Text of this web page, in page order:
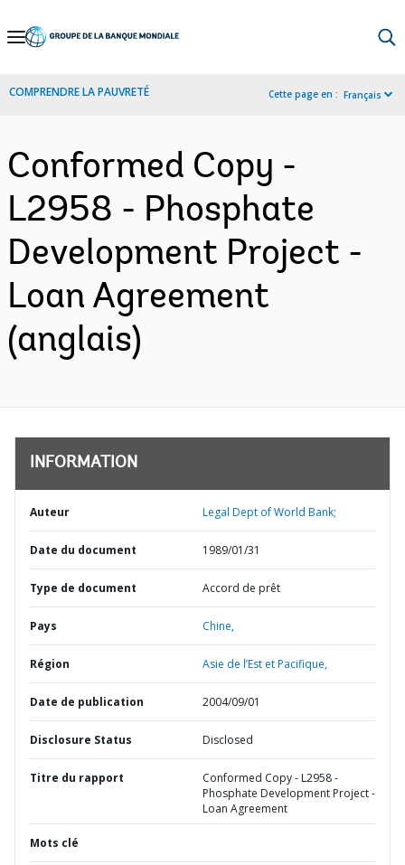
Skip
Navigation
COMPRENDRE LA PAUVRETÉ Cette page en : Français
Conformed Copy -
L2958 - Phosphate
Development Project -
Loan Agreement
(anglais)
INFORMATION
Auteur Legal Dept of World Bank;
Date du document 1989/01/31
Type de document Accord de prêt
Pays Chine,
Région Asie de l’Est et Pacifique,
Date de publication 2004/09/01
Disclosure Status Disclosed
Titre du rapport
Conformed Copy - L2958 -
Phosphate Development Project -
Loan Agreement
Mots clé